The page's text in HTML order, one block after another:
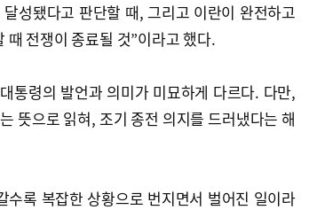
성됐다고 판단할 때, 그리고 이란이 완전하고
전쟁이 종료될 것”이라고 했다.
통령의 발언과 의미가 미묘하게 다르다. 다만,
뜻으로 읽혀, 조기 종전 의지를 드러냈다는 해
록 복잡한 상황으로 번지면서 벌어진 일이라